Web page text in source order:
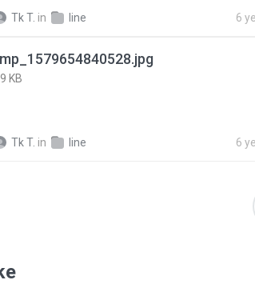
Tk T. in line 6
KB
Tk T. in line 6